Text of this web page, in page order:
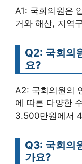
A1: 국회의원은
거와 해산, 지역
Q2: 국회의
요?
A2: 국회의원의
에 따른 다양한
3.500만원에서
Q3: 국회의
가요?